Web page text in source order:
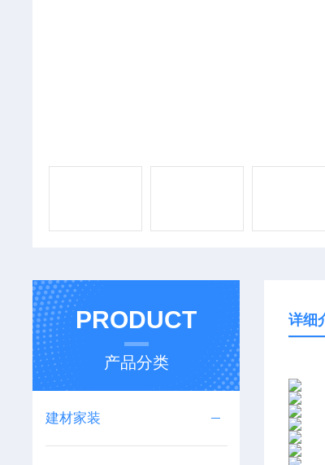
PRODUCT
产品分类
建材家装
详细